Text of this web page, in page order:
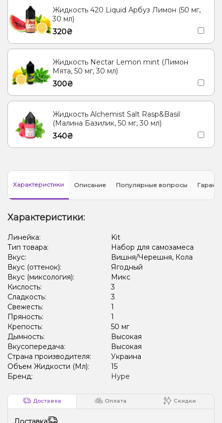
Жидкость 420 Liquid Арбуз Лимон (50 мг,
30 мл)
320₴
Жидкость Nectar Lemon mint (Лимон
Мята, 50 мг, 30 мл)
300₴
Жидкость Alchemist Salt Rasp&Basil
(Малина Базилик, 50 мг, 30 мл)
340₴
Характеристики Описание Популярные вопросы
Характеристики:
Линейка:
Kit
Тип товара:
Набор для самозамеса
Вкус:
Вишня/Черешня, Кола
Вкус (оттенок):
Ягодный
Вкус (миксология):
Микс
Кислость:
3
Сладкость:
3
Свежесть:
1
Пряность:
1
Крепость:
50 мг
Дымность:
Высокая
Вкусопередача:
Высокая
Страна производителя:
Украина
Объем Жидкости (Мл):
15
Бренд:
Hype
Доставка Оплата Скидки